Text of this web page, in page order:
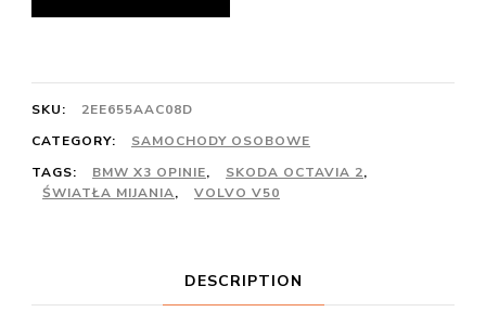
SKU:
2EE655AAC08D
CATEGORY:
SAMOCHODY OSOBOWE
TAGS:
BMW X3 OPINIE, SKODA OCTAVIA 2,
ŚWIATŁA MIJANIA, VOLVO V50
DESCRIPTION